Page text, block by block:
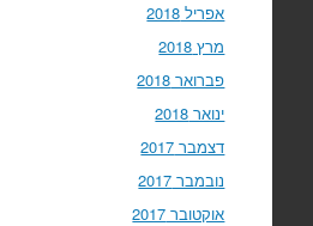
אפריל 2018
מרץ 2018
פברואר 2018
ינואר 2018
דצמבר 2017
נובמבר 2017
אוקטובר 2017